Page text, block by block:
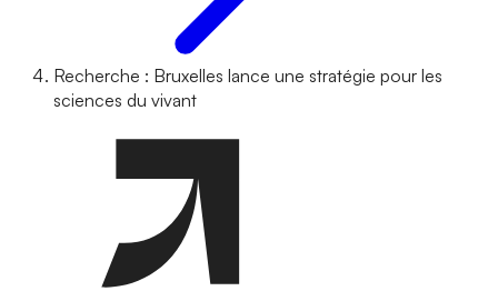
Recherche : Bruxelles lance une stratégie pour les
sciences du vivant